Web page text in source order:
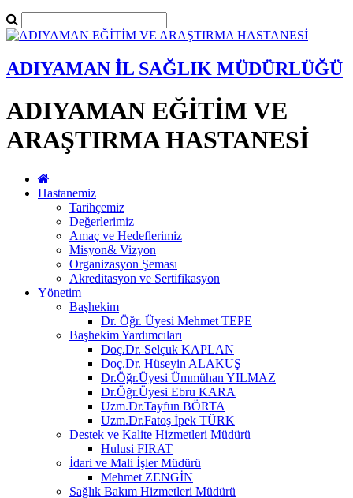
ADIYAMAN İL SAĞLIK MÜDÜRLÜĞÜ
ADIYAMAN EĞİTİM VE
ARAŞTIRMA HASTANESİ
Hastanemiz
Tarihçemiz
Değerlerimiz
Amaç ve Hedeflerimiz
Misyon& Vizyon
Organizasyon Şeması
Akreditasyon ve Sertifikasyon
Yönetim
Başhekim
Dr. Öğr. Üyesi Mehmet TEPE
Başhekim Yardımcıları
Doç.Dr. Selçuk KAPLAN
Doç.Dr. Hüseyin ALAKUŞ
Dr.Öğr.Üyesi Ümmühan YILMAZ
Dr.Öğr.Üyesi Ebru KARA
Uzm.Dr.Tayfun BÖRTA
Uzm.Dr.Fatoş İpek TÜRK
Destek ve Kalite Hizmetleri Müdürü
Hulusi FIRAT
İdari ve Mali İşler Müdürü
Mehmet ZENGİN
Sağlık Bakım Hizmetleri Müdürü